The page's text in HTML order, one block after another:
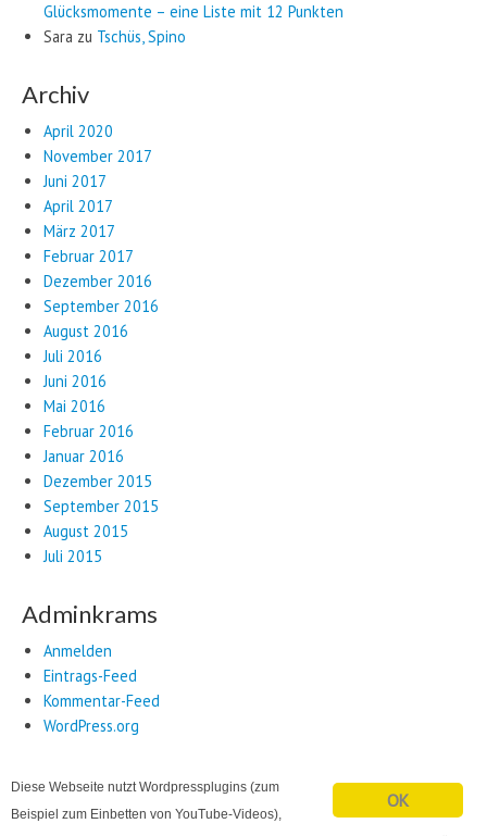
Glücksmomente – eine Liste mit 12 Punkten
Sara zu Tschüs, Spino
Archiv
April 2020
November 2017
Juni 2017
April 2017
März 2017
Februar 2017
Dezember 2016
September 2016
August 2016
Juli 2016
Juni 2016
Mai 2016
Februar 2016
Januar 2016
Dezember 2015
September 2015
August 2015
Juli 2015
Adminkrams
Anmelden
Eintrags-Feed
Kommentar-Feed
WordPress.org
OK
Diese Webseite nutzt Wordpressplugins (zum
Beispiel zum Einbetten von YouTube-Videos),